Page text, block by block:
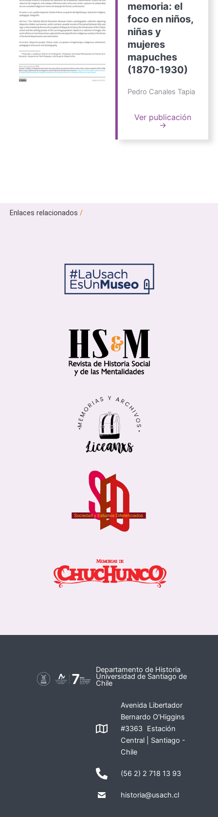
memoria: el
foco en niños,
niñas y
mujeres
mapuches
(1870-1930)
Pedro Canales Tapia
Ver publicación
→
Enlaces relacionados /
Departamento de Historia
Universidad de Santiago de
Chile
Avenida Libertador
Bernardo O'Higgins
#3363 Estación
Central | Santiago -
Chile
(56 2) 2 718 13 93
historia@usach.cl